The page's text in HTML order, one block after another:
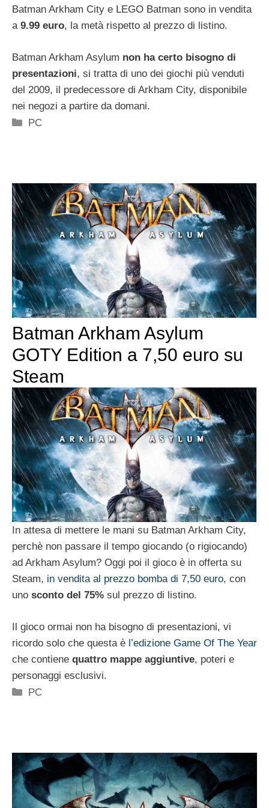
Batman Arkham City e LEGO Batman sono in vendita
a 9.99 euro, la metà rispetto al prezzo di listino.
Batman Arkham Asylum non ha certo bisogno di
presentazioni, si tratta di uno dei giochi più venduti
del 2009, il predecessore di Arkham City, disponibile
nei negozi a partire da domani.
Categorie
PC
Batman Arkham Asylum
GOTY Edition a 7,50 euro su
Steam
In attesa di mettere le mani su Batman Arkham City,
perchè non passare il tempo giocando (o rigiocando)
ad Arkham Asylum? Oggi poi il gioco è in offerta su
Steam, in vendita al prezzo bomba di 7,50 euro, con
uno sconto del 75% sul prezzo di listino.
Il gioco ormai non ha bisogno di presentazioni, vi
ricordo solo che questa è l’edizione Game Of The Year
che contiene quattro mappe aggiuntive, poteri e
personaggi esclusivi.
Categorie
PC